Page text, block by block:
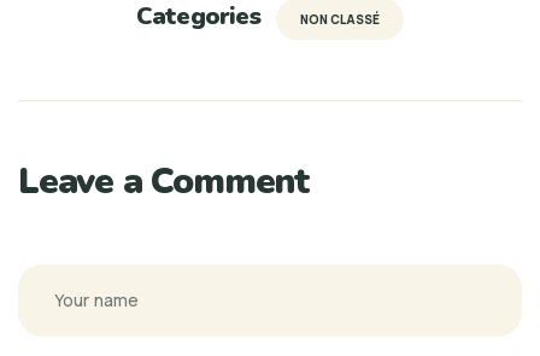
Categories NON CLASSÉ
Leave a Comment